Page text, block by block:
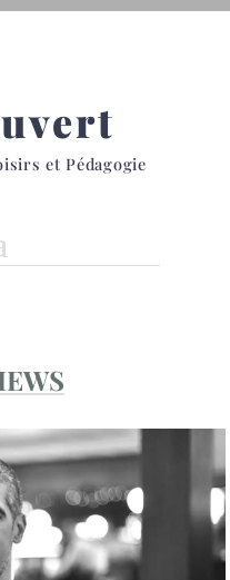
et Pédagogie